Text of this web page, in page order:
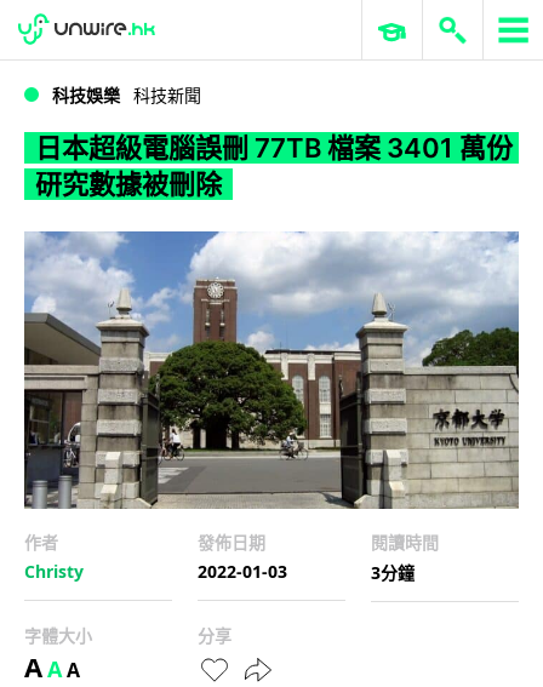
WWDC 2026 ERP 與商業 AI
科技娛樂 科技新聞
日本超級電腦誤刪 77TB 檔案 3401 萬份
研究數據被刪除
作者
Christy
發佈日期
2022-01-03
閱讀時間
3分鐘
字體大小
AAA
分享